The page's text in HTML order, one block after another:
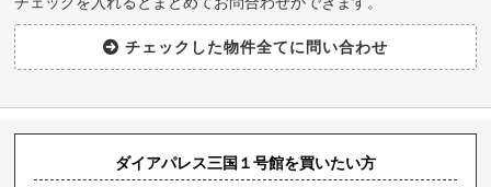
ダイアパレス三国１号館を買いたい方